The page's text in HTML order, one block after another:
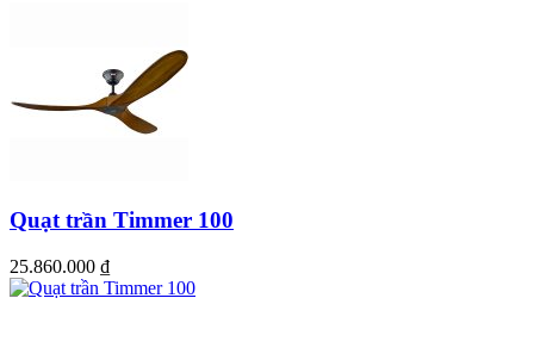
Quạt trần Timmer 100
25.860.000 ₫